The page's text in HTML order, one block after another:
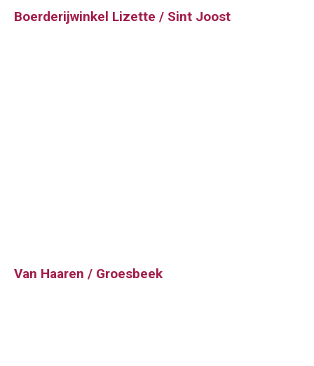
Boerderijwinkel Lizette / Sint Joost
Van Haaren / Groesbeek